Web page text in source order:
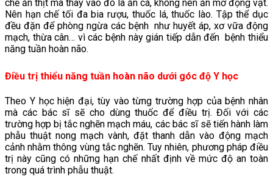
chế ăn thịt mà thay vào đó là ăn cá, không nên ăn mỡ động vật.
Nên hạn chế tối đa bia rượu, thuốc lá, thuốc lào. Tập thể dục
đều đặn để phòng ngừa các bệnh như huyết áp, xơ vữa động
mạch, thừa cân… vì các bệnh này gián tiếp dẫn đến bệnh thiểu
năng tuần hoàn não.
Điều trị thiểu năng tuần hoàn não dưới góc độ Y học
Theo Y học hiện đại, tùy vào từng trường hợp của bệnh nhân
mà các bác sĩ sẽ cho dùng thuốc để điều trị. Đối với các
trường hợp bị tắc nghẽn mạch máu, các bác sĩ sẽ tiến hành làm
phẫu thuật nong mạch vành, đặt thanh dẫn vào động mạch
cảnh nhằm thông vùng tắc nghẽn. Tuy nhiên, phương pháp điều
trị này cũng có những hạn chế nhất định về mức độ an toàn
trong quá trình phẫu thuật.